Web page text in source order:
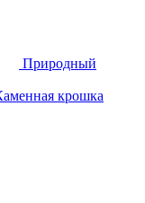
Природный
крошка